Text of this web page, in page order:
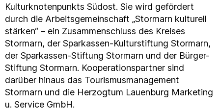
Kulturknotenpunkts Südost. Sie wird gefördert
durch die Arbeitsgemeinschaft „Stormarn kulturell
stärken“ – ein Zusammenschluss des Kreises
Stormarn, der Sparkassen-Kulturstiftung Stormarn,
der Sparkassen-Stiftung Stormarn und der Bürger-
Stiftung Stormarn. Kooperationspartner sind
darüber hinaus das Tourismusmanagement
Stormarn und die Herzogtum Lauenburg Marketing
u. Service GmbH.